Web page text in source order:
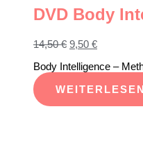
DVD Body
14,50€ Ursprünglicher
war:
9,50 €Aktueller
ist:
Body Intelligence –
WEITERLESEN